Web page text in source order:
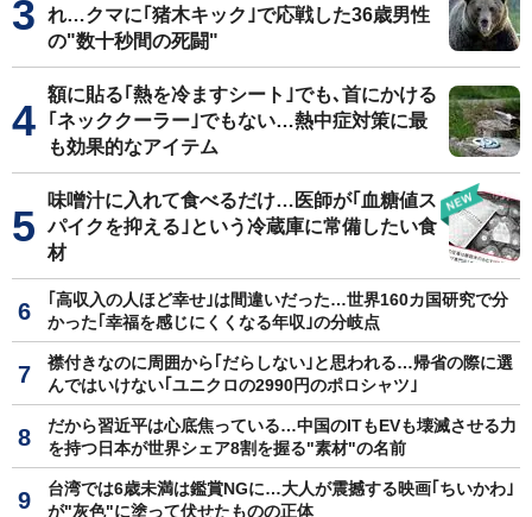
れ…クマに｢猪木キック｣で応戦した36歳男性
の"数十秒間の死闘"
額に貼る｢熱を冷ますシート｣でも､首にかける
｢ネッククーラー｣でもない…熱中症対策に最
も効果的なアイテム
味噌汁に入れて食べるだけ…医師が｢血糖値ス
パイクを抑える｣という冷蔵庫に常備したい食
材
｢高収入の人ほど幸せ｣は間違いだった…世界160カ国研究で分
かった｢幸福を感じにくくなる年収｣の分岐点
襟付きなのに周囲から｢だらしない｣と思われる…帰省の際に選
んではいけない｢ユニクロの2990円のポロシャツ｣
だから習近平は心底焦っている…中国のITもEVも壊滅させる力
を持つ日本が世界シェア8割を握る"素材"の名前
台湾では6歳未満は鑑賞NGに…大人が震撼する映画｢ちいかわ｣
が"灰色"に塗って伏せたものの正体